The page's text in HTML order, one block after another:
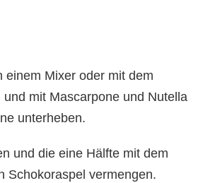
einem Mixer oder mit dem
mit Mascarpone und Nutella
unterheben.
und die eine Hälfte mit dem
Schokoraspel vermengen.